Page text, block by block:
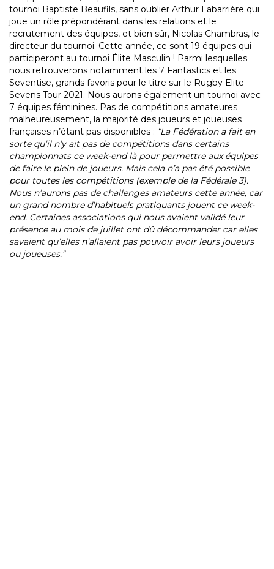
tournoi Baptiste Beaufils, sans oublier Arthur Labarrière qui
joue un rôle prépondérant dans les relations et le
recrutement des équipes, et bien sûr, Nicolas Chambras, le
directeur du tournoi. Cette année, ce sont 19 équipes qui
participeront au tournoi Élite Masculin ! Parmi lesquelles
nous retrouverons notamment les 7 Fantastics et les
Seventise, grands favoris pour le titre sur le Rugby Elite
Sevens Tour 2021. Nous aurons également un tournoi avec
7 équipes féminines. Pas de compétitions amateures
malheureusement, la majorité des joueurs et joueuses
françaises n’étant pas disponibles : “La Fédération a fait en
sorte qu’il n’y ait pas de compétitions dans certains
championnats ce week-end là pour permettre aux équipes
de faire le plein de joueurs. Mais cela n’a pas été possible
pour toutes les compétitions (exemple de la Fédérale 3).
Nous n’aurons pas de challenges amateurs cette année, car
un grand nombre d’habituels pratiquants jouent ce week-
end. Certaines associations qui nous avaient validé leur
présence au mois de juillet ont dû décommander car elles
savaient qu’elles n’allaient pas pouvoir avoir leurs joueurs
ou joueuses.”